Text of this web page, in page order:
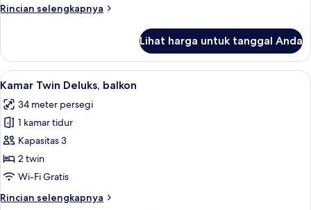
Rincian selengkapnya
Rincian
Kamar
Twin
Deluks
Lihat harga untuk tanggal Anda
Lihat
semua
foto
untuk
Kamar
Twin
Deluks,
Minibar, brankas, meja kerja, dan
6
Kamar Twin Deluks, balkon
34 meter persegi
1 kamar tidur
Kapasitas 3
2 twin
Wi-Fi Gratis
Rincian selengkapnya
Rincian